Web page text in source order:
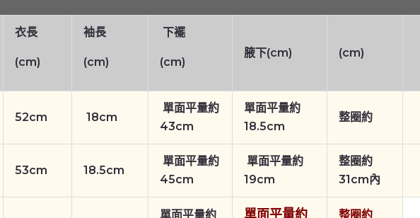
衣長
(cm)
袖長
(cm)
下襬
(cm)
腋下(cm) (cm)
52cm 18cm
單面平量約
43cm
單面平量約
18.5cm
整圈約
53cm 18.5cm
單面平量約
45cm
單面平量約
19cm
整圈約
31cm內
單面平量約
單面平量約
整圈約